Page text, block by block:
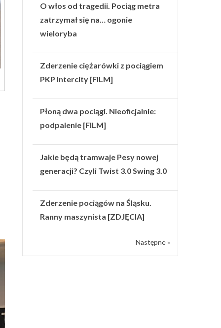
O włos od tragedii. Pociąg metra
zatrzymał się na… ogonie
wieloryba
Zderzenie ciężarówki z pociągiem
PKP Intercity [FILM]
Płoną dwa pociągi. Nieoficjalnie:
podpalenie [FILM]
Jakie będą tramwaje Pesy nowej
generacji? Czyli Twist 3.0 Swing 3.0
Zderzenie pociągów na Śląsku.
Ranny maszynista [ZDJĘCIA]
Następne »